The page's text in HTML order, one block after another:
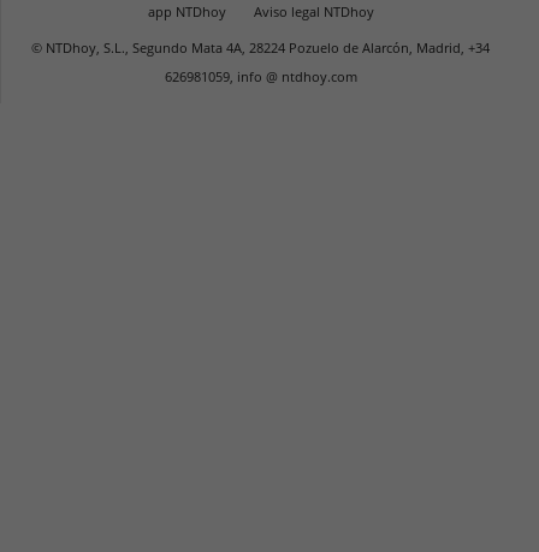
app NTDhoy
Aviso legal NTDhoy
© NTDhoy, S.L., Segundo Mata 4A, 28224 Pozuelo de Alarcón, Madrid, +34
626981059, info @ ntdhoy.com